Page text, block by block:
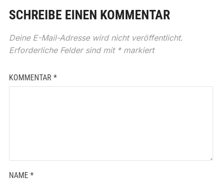
SCHREIBE EINEN KOMMENTAR
Deine E-Mail-Adresse wird nicht veröffentlicht.
Erforderliche Felder sind mit *markiert
KOMMENTAR *
NAME *